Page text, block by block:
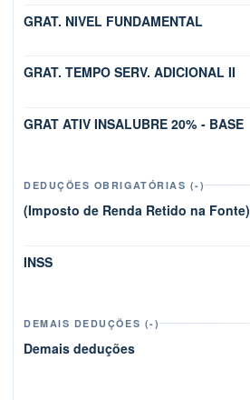
GRAT. NIVEL FUNDAMENTAL
GRAT. TEMPO SERV. ADICIONAL II
GRAT ATIV INSALUBRE 20% - BASE
DEDUÇÕES OBRIGATÓRIAS (-)
(Imposto de Renda Retido na Fonte)
INSS
DEMAIS DEDUÇÕES (-)
Demais deduções